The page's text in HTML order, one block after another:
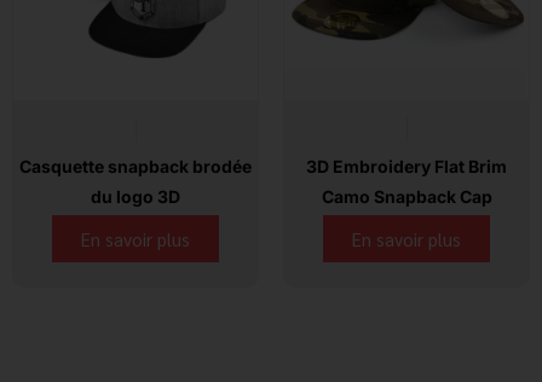
Casquette snapback brodée
du logo 3D
En savoir plus
3D Embroidery Flat Brim
Camo Snapback Cap
En savoir plus